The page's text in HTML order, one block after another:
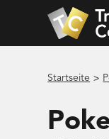
Startseite >